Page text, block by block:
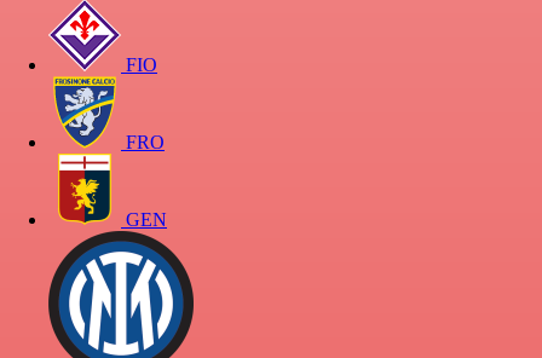
FIO
FRO
GEN